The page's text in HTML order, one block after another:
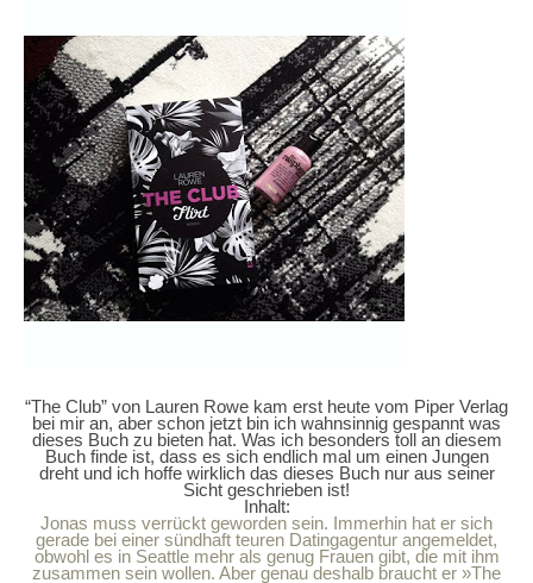
“The Club” von Lauren Rowe kam erst heute vom Piper Verlag
bei mir an, aber schon jetzt bin ich wahnsinnig gespannt was
dieses Buch zu bieten hat. Was ich besonders toll an diesem
Buch finde ist, dass es sich endlich mal um einen Jungen
dreht und ich hoffe wirklich das dieses Buch nur aus seiner
Sicht geschrieben ist!
Inhalt:
Jonas muss verrückt geworden sein. Immerhin hat er sich
gerade bei einer sündhaft teuren Datingagentur angemeldet,
obwohl es in Seattle mehr als genug Frauen gibt, die mit ihm
zusammen sein wollen. Aber genau deshalb braucht er »The